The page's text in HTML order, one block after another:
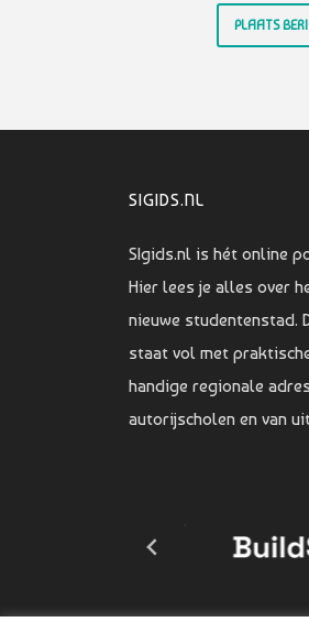
SIGIDS.NL
SIgids.nl is hét online
Hier lees je alles over
nieuwe studentenstad.
staat vol met
handige regionale
autorijscholen en van